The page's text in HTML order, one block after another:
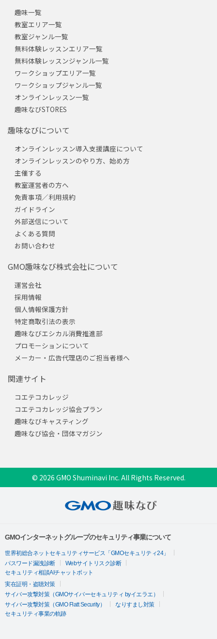
趣味一覧
教室エリア一覧
教室ジャンル一覧
無料体験レッスンエリア一覧
無料体験レッスンジャンル一覧
ワークショップエリア一覧
ワークショップジャンル一覧
オンラインレッスン一覧
趣味なびSTORES
趣味なびについて
オンラインレッスン導入支援講座について
オンラインレッスンのやり方、始め方
主催する
教室運営者の方へ
免責事項／利用規約
ガイドライン
外部送信について
よくある質問
お問い合わせ
GMO趣味なび株式会社について
運営会社
採用情報
個人情報保護方針
特定商取引法の表示
趣味なびエシカル消費推進部
プロモーションについて
メーカー・広告代理店のご担当者様へ
関連サイト
コエテコカレッジ
コエテコカレッジ協会プラン
趣味なびキャスティング
趣味なび協会・団体マガジン
© 2026 GMO Shuminavi Inc. All Rights Reserved.